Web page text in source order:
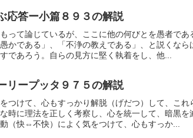
答ー小篇８９３の解説
って論じているが、ここに他の何びとを愚者であ
かである」、「不浄の教えである」、と説くなら
であろう。自らの見方に堅く執着をし、他...
ープッタ９７５の解説
つけて、心もすっかり解脱（げだつ）して、これ
時に理法を正しく考察し、心を統一して、暗黒を
（快⇔不快）によく気をつけて、心もすっか...